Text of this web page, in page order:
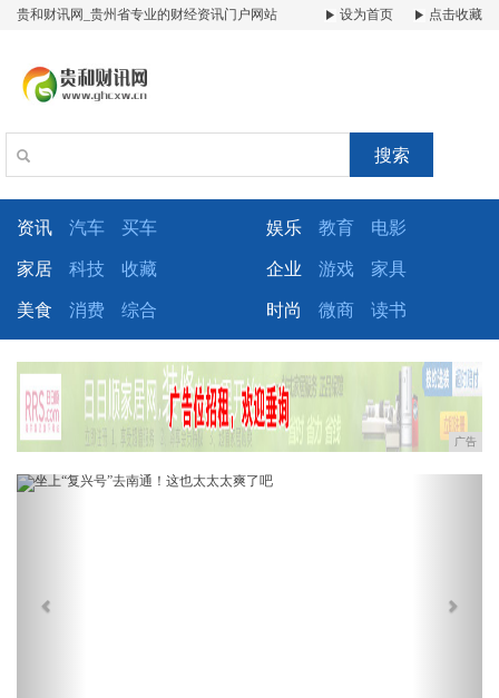
贵和财讯网_贵州省专业的财经资讯门户网站 设为首页 点击收藏
搜索
资讯 汽车 买车 娱乐 教育 电影
家居 科技 收藏 企业 游戏 家具
美食 消费 综合 时尚 微商 读书
广告
Previous